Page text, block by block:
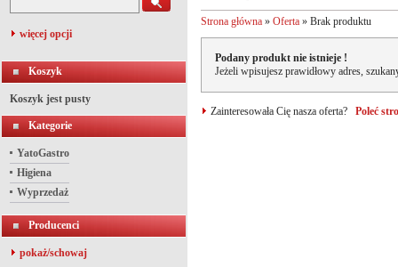
więcej opcji
Koszyk
Koszyk jest pusty
Kategorie
YatoGastro
Higiena
Wyprzedaż
Producenci
pokaż/schowaj
Strona główna » Oferta » Brak produktu
Podany produkt nie istnieje !
Jeżeli wpisujesz prawidłowy adres,
Zainteresowała Cię nasza oferta? Poleć